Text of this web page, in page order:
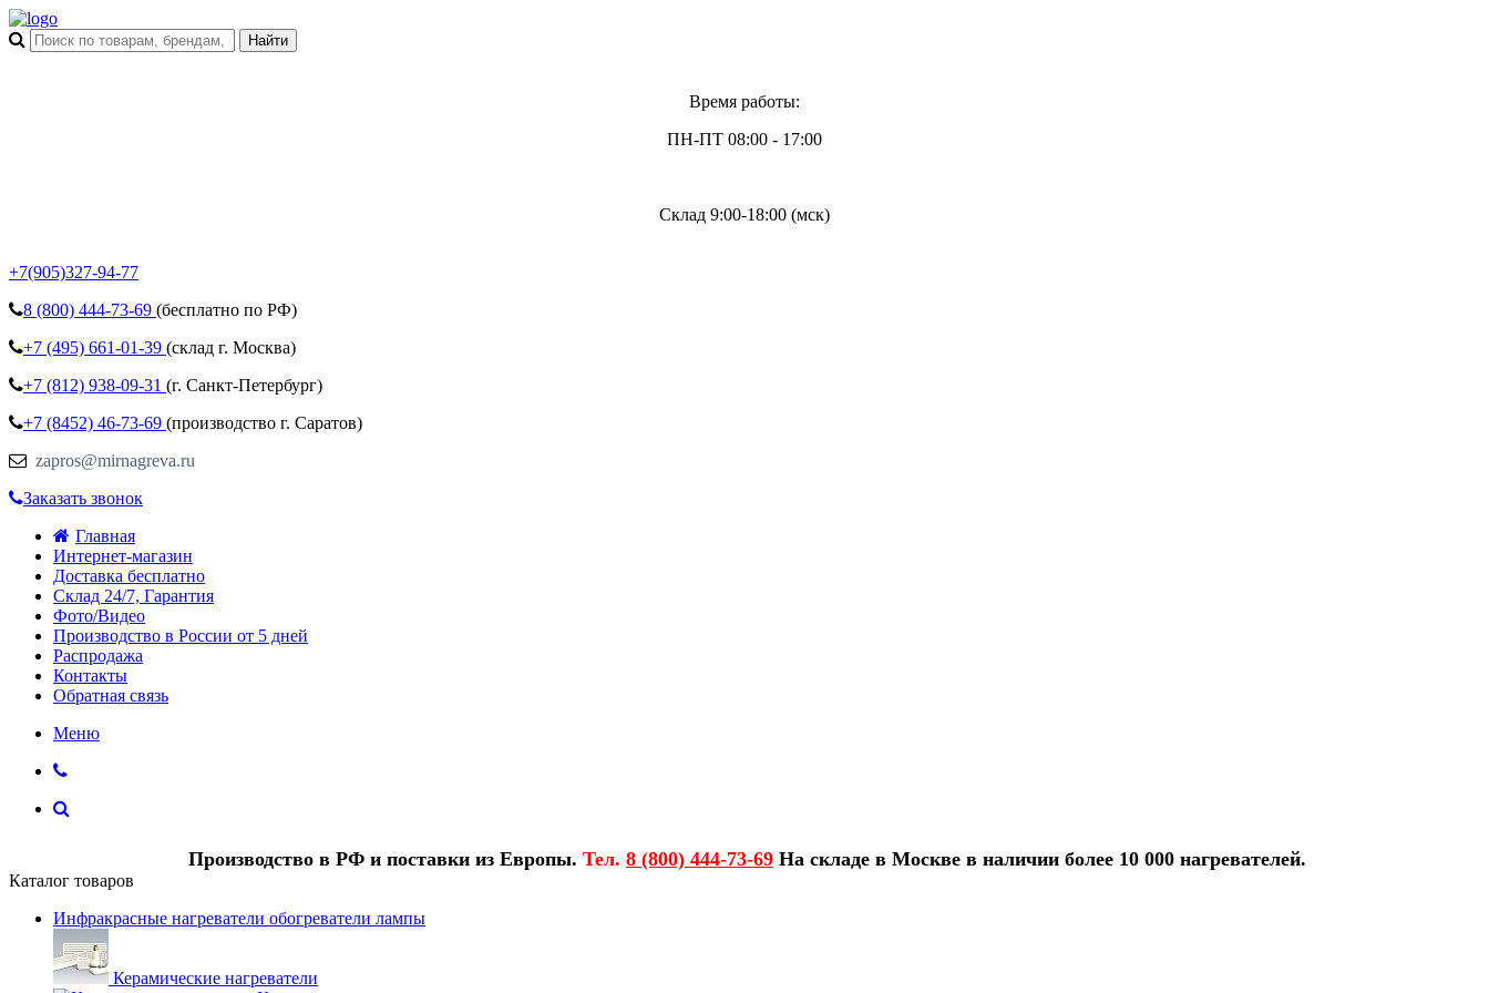
Время работы:
ПН-ПТ 08:00 - 17:00
Склад 9:00-18:00 (мск)
+7(905)327-94-77
8 (800) 444-73-69 (бесплатно по РФ)
+7 (495) 661-01-39 (склад г. Москва)
+7 (812) 938-09-31 (г. Санкт-Петербург)
+7 (8452) 46-73-69 (производство г. Саратов)
zapros@mirnagreva.ru
Заказать звонок
Главная
Интернет-магазин
Доставка бесплатно
Склад 24/7, Гарантия
Фото/Видео
Производство в России от 5 дней
Распродажа
Контакты
Обратная связь
Меню
Производство в РФ и поставки из Европы. Тел. 8 (800) 444-73-69 На складе в Москве в наличии более 10 000 нагревателей.
Каталог товаров
Инфракрасные нагреватели обогреватели лампы
Керамические нагреватели